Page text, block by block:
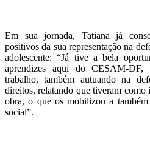
Em sua jornada, Tatiana já
positivos da sua representação na
adolescente: “Já tive a bela
aprendizes aqui do CESAM-
trabalho, também autuando na
direitos, relatando que tiveram como
obra, o que os mobilizou a
social”.